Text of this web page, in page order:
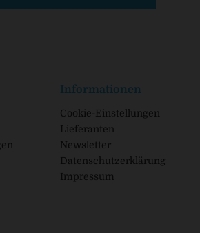
Informationen
Cookie-Einstellungen
Lieferanten
Newsletter
Datenschutzerklärung
Impressum